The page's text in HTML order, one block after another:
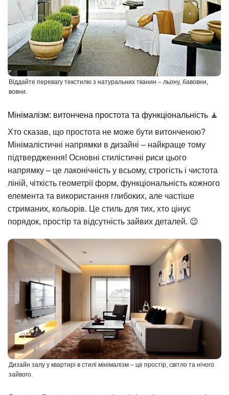
Віддайте перевагу текстилю з натуральних тканин – льону, бавовни,
вовни.
Мінімалізм: витончена простота та функціональність 🧘
Хто сказав, що простота не може бути витонченою?
Мінімалістичні напрямки в дизайні – найкраще тому
підтвердження! Основні стилістичні риси цього
напрямку – це лаконічність у всьому, строгість і чистота
ліній, чіткість геометрії форм, функціональність кожного
елемента та використання глибоких, але частіше
стриманих, кольорів. Це стиль для тих, хто цінує
порядок, простір та відсутність зайвих деталей. 😉
Дизайн залу у квартирі в стилі мінімалізм – це простір, світло та нічого
зайвого.